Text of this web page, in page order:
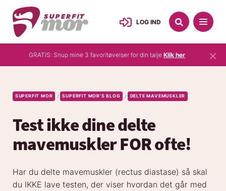
LOG IND
GRATIS: Snup mine 3 favoritøvelser for din talje Klik her ×
SUPERFIT MOR / SUPERFIT MOR’S BLOG / DELTE MAVEMUSKLER
Test ikke dine delte
mavemuskler FOR ofte!
Har du delte mavemuskler (rectus diastase) så skal
du IKKE lave testen, der viser hvordan det går med